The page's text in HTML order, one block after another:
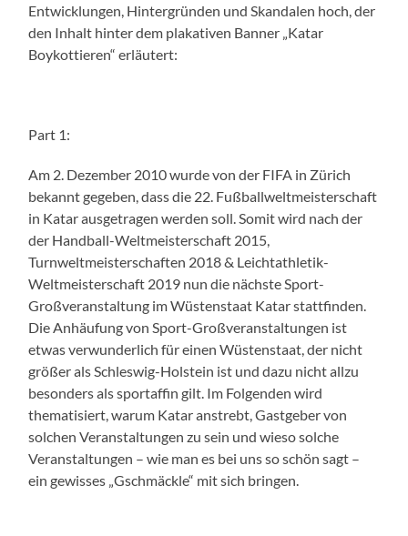
Entwicklungen, Hintergründen und Skandalen hoch, der
den Inhalt hinter dem plakativen Banner „Katar
Boykottieren“ erläutert:
Part 1:
Am 2. Dezember 2010 wurde von der FIFA in Zürich
bekannt gegeben, dass die 22. Fußballweltmeisterschaft
in Katar ausgetragen werden soll. Somit wird nach der
der Handball-Weltmeisterschaft 2015,
Turnweltmeisterschaften 2018 & Leichtathletik-
Weltmeisterschaft 2019 nun die nächste Sport-
Großveranstaltung im Wüstenstaat Katar stattfinden.
Die Anhäufung von Sport-Großveranstaltungen ist
etwas verwunderlich für einen Wüstenstaat, der nicht
größer als Schleswig-Holstein ist und dazu nicht allzu
besonders als sportaffin gilt. Im Folgenden wird
thematisiert, warum Katar anstrebt, Gastgeber von
solchen Veranstaltungen zu sein und wieso solche
Veranstaltungen – wie man es bei uns so schön sagt –
ein gewisses „Gschmäckle“ mit sich bringen.